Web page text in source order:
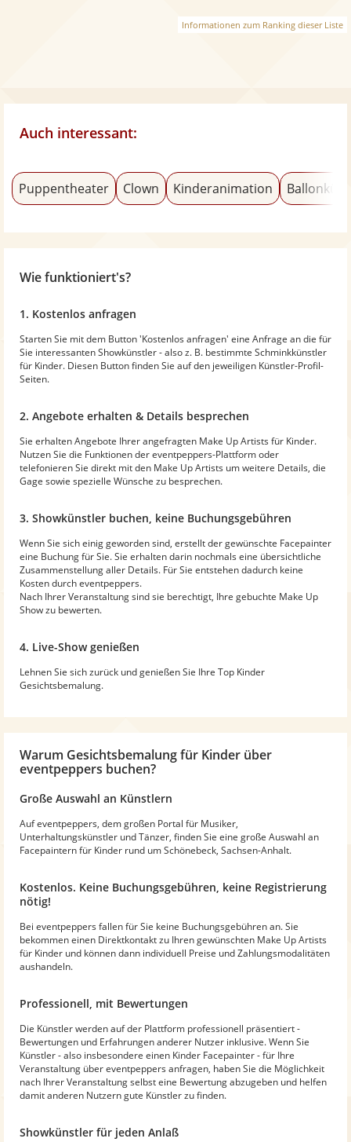
Informationen zum Ranking dieser Liste
Auch interessant:
Puppentheater Clown Kinderanimation
Wie funktioniert's?
1. Kostenlos anfragen
Starten Sie mit dem Button 'Kostenlos anfragen' eine Anfrage an die für
Sie interessanten Showkünstler - also z. B. bestimmte Schminkkünstler
für Kinder. Diesen Button finden Sie auf den jeweiligen Künstler-Profil-
Seiten.
2. Angebote erhalten & Details besprechen
Sie erhalten Angebote Ihrer angefragten Make Up Artists für Kinder.
Nutzen Sie die Funktionen der eventpeppers-Plattform oder
telefonieren Sie direkt mit den Make Up Artists um weitere Details, die
Gage sowie spezielle Wünsche zu besprechen.
3. Showkünstler buchen, keine Buchungsgebühren
Wenn Sie sich einig geworden sind, erstellt der gewünschte Facepainter
eine Buchung für Sie. Sie erhalten darin nochmals eine übersichtliche
Zusammenstellung aller Details. Für Sie entstehen dadurch keine
Kosten durch eventpeppers.
Nach Ihrer Veranstaltung sind sie berechtigt, Ihre gebuchte Make Up
Show zu bewerten.
4. Live-Show genießen
Lehnen Sie sich zurück und genießen Sie Ihre Top Kinder
Gesichtsbemalung.
Warum Gesichtsbemalung für Kinder über
eventpeppers buchen?
Große Auswahl an Künstlern
Auf eventpeppers, dem großen Portal für Musiker,
Unterhaltungskünstler und Tänzer, finden Sie eine große Auswahl an
Facepaintern für Kinder rund um Schönebeck, Sachsen-Anhalt.
Kostenlos. Keine Buchungsgebühren, keine Registrierung
nötig!
Bei eventpeppers fallen für Sie keine Buchungsgebühren an. Sie
bekommen einen Direktkontakt zu Ihren gewünschten Make Up Artists
für Kinder und können dann individuell Preise und Zahlungsmodalitäten
aushandeln.
Professionell, mit Bewertungen
Die Künstler werden auf der Plattform professionell präsentiert -
Bewertungen und Erfahrungen anderer Nutzer inklusive. Wenn Sie
Künstler - also insbesondere einen Kinder Facepainter - für Ihre
Veranstaltung über eventpeppers anfragen, haben Sie die Möglichkeit
nach Ihrer Veranstaltung selbst eine Bewertung abzugeben und helfen
damit anderen Nutzern gute Künstler zu finden.
Showkünstler für jeden Anlaß